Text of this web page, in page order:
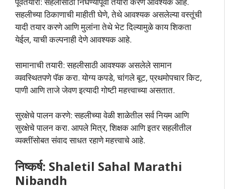
सहलीच्या ठिकाणाची माहीती घेणे, तेथे आवश्यक असलेल्या वस्तूंची
यादी तयार करणे आणि मुलांना तेथे भेट दिल्यामुळे काय शिकता
येईल, याची कल्पनाही देणे आवश्यक आहे.
सामानाची तयारी: सहलीसाठी आवश्यक असलेले सामान
व्यवस्थितपणे पॅक करा. योग्य कपडे, चांगले बूट, प्रथमोपचार किट,
पाणी आणि ताजे जेवण इत्यादी गोष्टी महत्त्वाच्या असतात.
सुरक्षेचे पालन करणे: सहलीच्या वेळी शाळेतील सर्व नियम आणि
सुरक्षेचे पालन करा. आपले मित्र, शिक्षक आणि इतर सहलीतील
व्यक्तींसोबत संवाद साधत रहाणे महत्त्वाचे आहे.
निष्कर्ष: Shaletil Sahal Marathi
Nibandh